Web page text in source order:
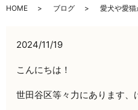
HOME ブログ 愛犬や愛
2024/11/19
こんにちは！
世田谷区等々力にあります、